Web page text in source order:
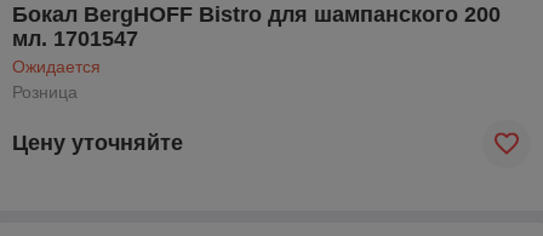
Бокал BergHOFF Bistro для шампанского 200
мл. 1701547
Ожидается
Розница
Цену уточняйте